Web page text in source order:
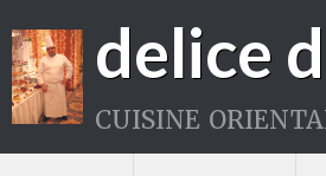
delice
cuisine